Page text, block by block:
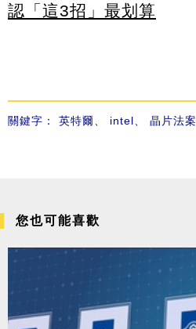
認「這3招」最划算
關鍵字： 英特爾 intel 晶片法案
您也可能喜歡